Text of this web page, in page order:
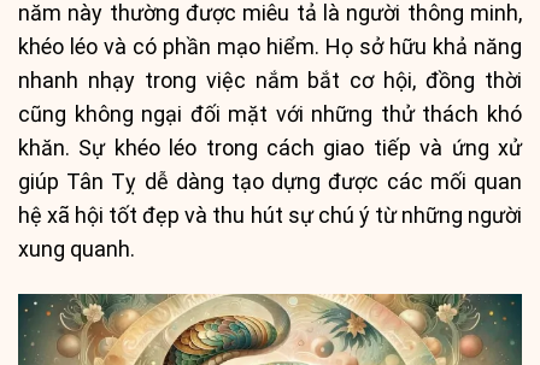
năm này thường được miêu tả là người thông minh,
khéo léo và có phần mạo hiểm. Họ sở hữu khả năng
nhanh nhạy trong việc nắm bắt cơ hội, đồng thời
cũng không ngại đối mặt với những thử thách khó
khăn. Sự khéo léo trong cách giao tiếp và ứng xử
giúp Tân Tỵ dễ dàng tạo dựng được các mối quan
hệ xã hội tốt đẹp và thu hút sự chú ý từ những người
xung quanh.